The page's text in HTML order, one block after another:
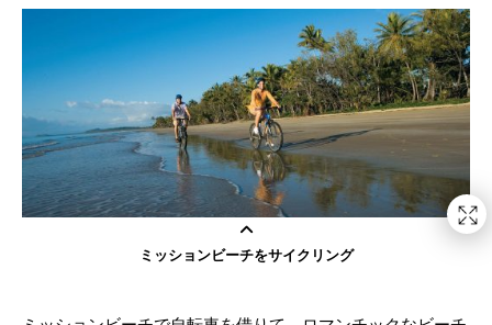
ミッションビーチをサイクリング